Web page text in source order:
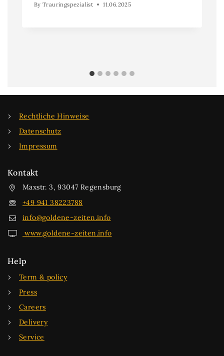
By Trauringspezialist 11.06.2025
Rechtliche Hinweise
Datenschutz
Impressum
Kontakt
Maxstr. 3, 93047 Regensburg
+49 941 38223788
info@goldene-zeiten.info
www.goldene-zeiten.info
Help
Term & policy
Press
Careers
Delivery
Service